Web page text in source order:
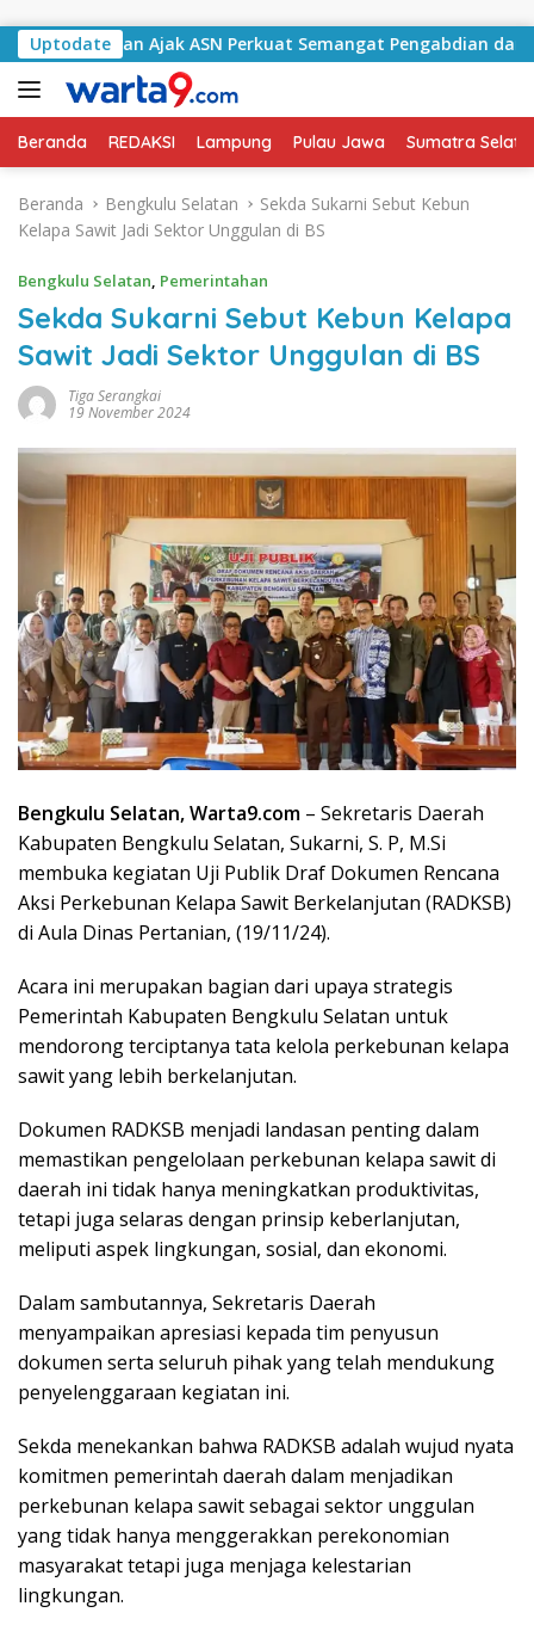
UptodateAjak ASN Perkuat Semangat Pengabdian dan
Beranda REDAKSI Lampung Pulau Jawa Sumatra
Beranda Bengkulu Selatan
Sekda Sukarni Sebut Kebun
Kelapa Sawit Jadi Sektor Unggulan di BS
Bengkulu Selatan, Pemerintahan
Sekda Sukarni Sebut Kebun Kelapa
Sawit Jadi Sektor Unggulan di BS
Tiga Serangkai
19 November 2024
Bengkulu Selatan, Warta9.com – Sekretaris Daerah
Kabupaten Bengkulu Selatan, Sukarni, S. P, M.Si
membuka kegiatan Uji Publik Draf Dokumen Rencana
Aksi Perkebunan Kelapa Sawit Berkelanjutan (RADKSB)
di Aula Dinas Pertanian, (19/11/24).
Acara ini merupakan bagian dari upaya strategis
Pemerintah Kabupaten Bengkulu Selatan untuk
mendorong terciptanya tata kelola perkebunan kelapa
sawit yang lebih berkelanjutan.
Dokumen RADKSB menjadi landasan penting dalam
memastikan pengelolaan perkebunan kelapa sawit di
daerah ini tidak hanya meningkatkan produktivitas,
tetapi juga selaras dengan prinsip keberlanjutan,
meliputi aspek lingkungan, sosial, dan ekonomi.
Dalam sambutannya, Sekretaris Daerah
menyampaikan apresiasi kepada tim penyusun
dokumen serta seluruh pihak yang telah mendukung
penyelenggaraan kegiatan ini.
Sekda menekankan bahwa RADKSB adalah wujud nyata
komitmen pemerintah daerah dalam menjadikan
perkebunan kelapa sawit sebagai sektor unggulan
yang tidak hanya menggerakkan perekonomian
masyarakat tetapi juga menjaga kelestarian
lingkungan.